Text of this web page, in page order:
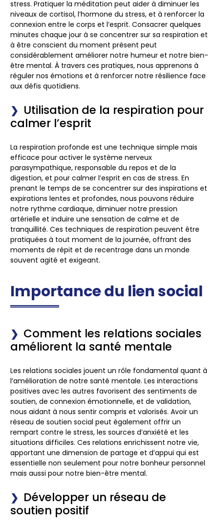
stress. Pratiquer la méditation peut aider à diminuer les
niveaux de cortisol, l’hormone du stress, et à renforcer la
connexion entre le corps et l’esprit. Consacrer quelques
minutes chaque jour à se concentrer sur sa respiration et
à être conscient du moment présent peut
considérablement améliorer notre humeur et notre bien-
être mental. À travers ces pratiques, nous apprenons à
réguler nos émotions et à renforcer notre résilience face
aux défis quotidiens.
Utilisation de la respiration pour
calmer l’esprit
La respiration profonde est une technique simple mais
efficace pour activer le système nerveux
parasympathique, responsable du repos et de la
digestion, et pour calmer l’esprit en cas de stress. En
prenant le temps de se concentrer sur des inspirations et
expirations lentes et profondes, nous pouvons réduire
notre rythme cardiaque, diminuer notre pression
artérielle et induire une sensation de calme et de
tranquillité. Ces techniques de respiration peuvent être
pratiquées à tout moment de la journée, offrant des
moments de répit et de recentrage dans un monde
souvent agité et exigeant.
Importance du lien social
Comment les relations sociales
améliorent la santé mentale
Les relations sociales jouent un rôle fondamental quant à
l’amélioration de notre santé mentale. Les interactions
positives avec les autres favorisent des sentiments de
soutien, de connexion émotionnelle, et de validation,
nous aidant à nous sentir compris et valorisés. Avoir un
réseau de soutien social peut également offrir un
rempart contre le stress, les sources d’anxiété et les
situations difficiles. Ces relations enrichissent notre vie,
apportant une dimension de partage et d’appui qui est
essentielle non seulement pour notre bonheur personnel
mais aussi pour notre bien-être mental.
Développer un réseau de
soutien positif